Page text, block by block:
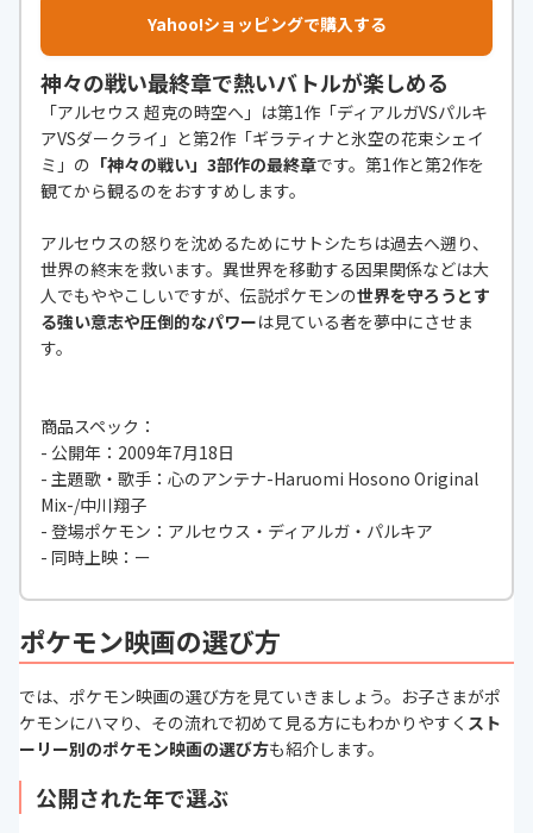
Yahoo!ショッピングで購入する
神々の戦い最終章で熱いバトルが楽しめる
「アルセウス 超克の時空へ」は第1作「ディアルガVSパルキ
アVSダークライ」と第2作「ギラティナと氷空の花束シェイ
ミ」の 「神々の戦い」3部作の最終章です。第1作と第2作を
観てから観るのをおすすめします。
アルセウスの怒りを沈めるためにサトシたちは過去へ遡り、
世界の終末を救います。異世界を移動する因果関係などは大
人でもややこしいですが、伝説ポケモンの世界を守ろうとす
る強い意志や圧倒的なパワーは見ている者を夢中にさせま
す。
商品スペック：
- 公開年：2009年7月18日
- 主題歌・歌手：心のアンテナ-Haruomi Hosono Original
Mix-/中川翔子
- 登場ポケモン：アルセウス・ディアルガ・パルキア
- 同時上映：ー
ポケモン映画の選び方
では、ポケモン映画の選び方を見ていきましょう。お子さまがポ
ケモンにハマり、その流れで初めて見る方にもわかりやすく スト
ーリー別のポケモン映画の選び方も紹介します。
公開された年で選ぶ